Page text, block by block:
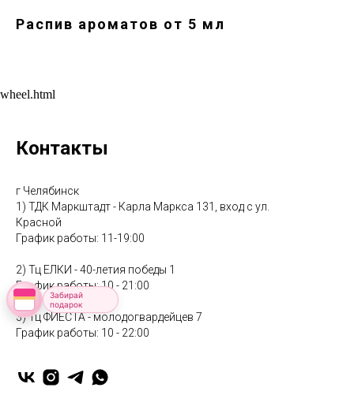
Распив ароматов от 5 мл
wheel.html
Забирай
подарок
Контакты
г Челябинск
1) ТДК Маркштадт - Карла Маркса 131, вход с ул.
Красной
График работы: 11-19:00
2) Тц ЕЛКИ - 40-летия победы 1
График работы: 10 - 21:00
3) Тц ФИЕСТА - молодогвардейцев 7
График работы: 10 - 22:00